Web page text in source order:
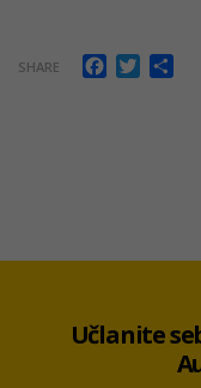
SHARE Facebook
Twitter
Učlanite